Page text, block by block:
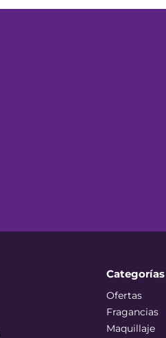
Categorías
Ofertas
Fragancias
Maquillaje